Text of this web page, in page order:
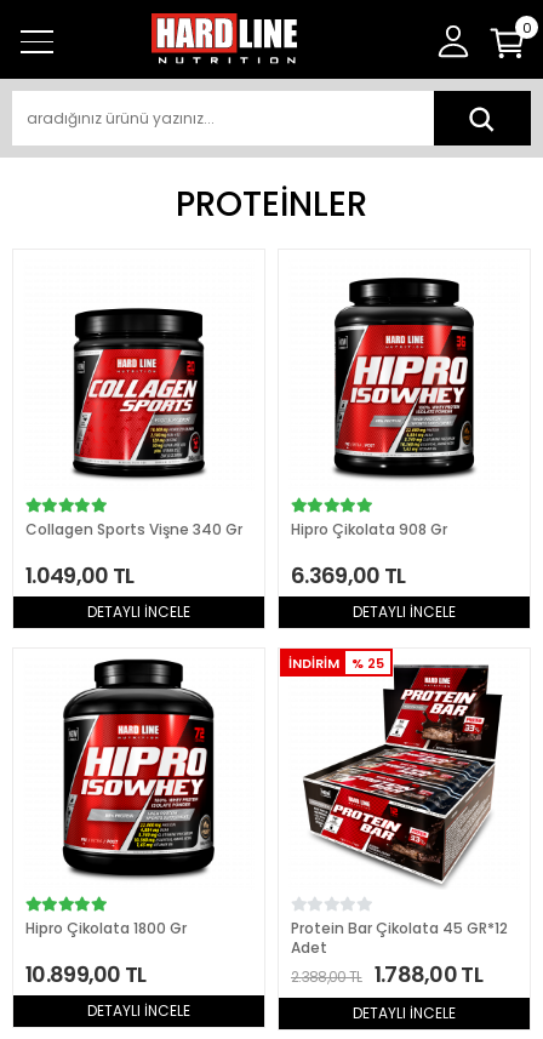
0
PROTEİNLER
Collagen Sports Vişne 340 Gr
1.049,00 TL
DETAYLI İNCELE
Hipro Çikolata 908 Gr
6.369,00 TL
DETAYLI İNCELE
Hipro Çikolata 1800 Gr
10.899,00 TL
DETAYLI İNCELE
İNDİRİM % 25
Protein Bar Çikolata 45 GR*12
Adet
2.388,00 TL
1.788,00 TL
DETAYLI İNCELE